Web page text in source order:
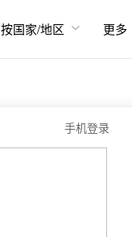
按国家/地区  更多
手机登录